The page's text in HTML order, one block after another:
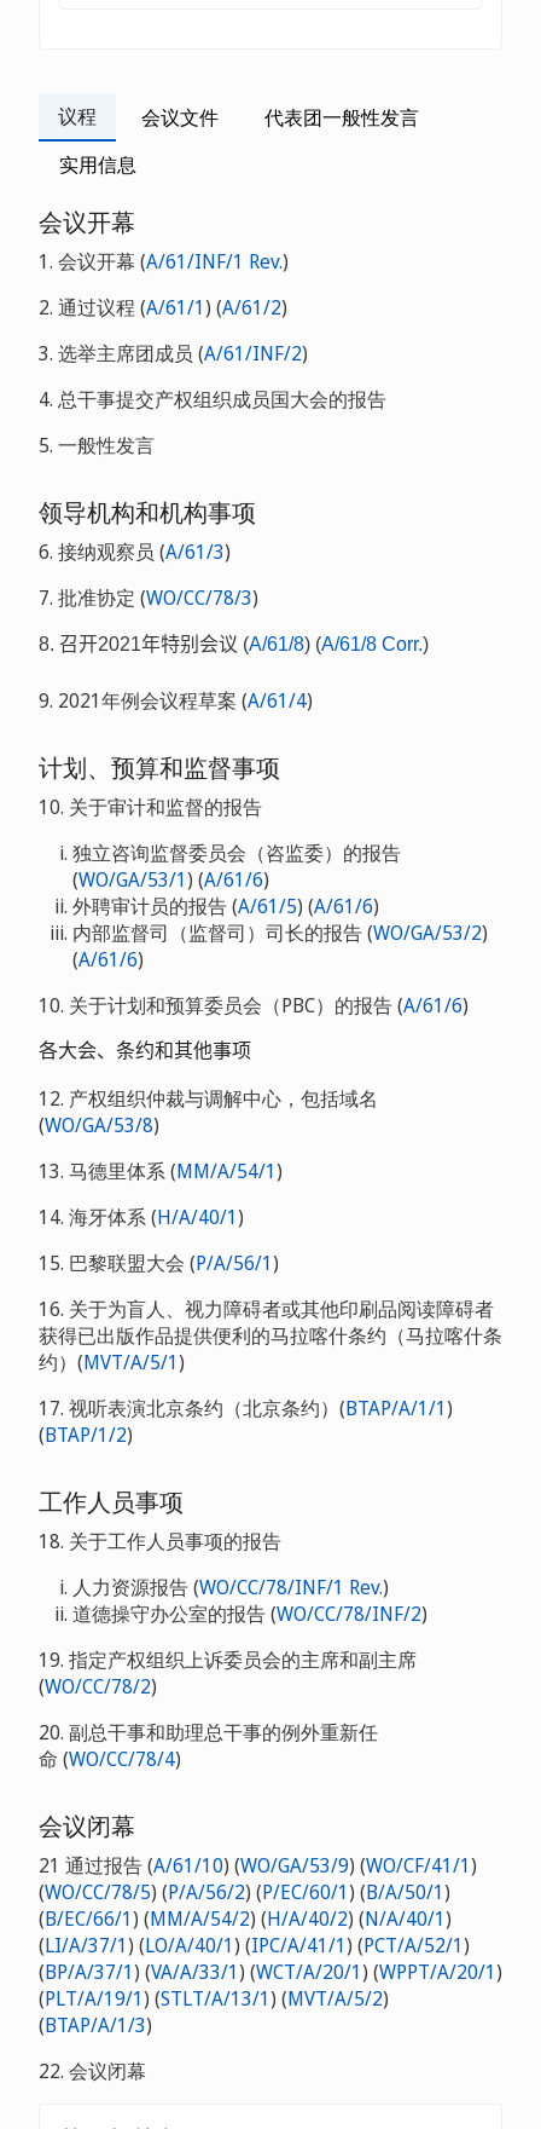
议程 会议文件
代表团一般性发言
实用信息
会议开幕
1. 会议开幕 (A/61/INF/1 Rev.)
2. 通过议程 (A/61/1) (A/61/2)
3. 选举主席团成员 (A/61/INF/2)
4. 总干事提交产权组织成员国大会的报告
5. 一般性发言
领导机构和机构事项
6. 接纳观察员 (A/61/3)
7. 批准协定 (WO/CC/78/3)
8. 召开2021年特别会议 (A/61/8) (A/61/8 Corr.)
9. 2021年例会议程草案 (A/61/4)
计划、预算和监督事项
10. 关于审计和监督的报告
独立咨询监督委员会（咨监委）的报告
(WO/GA/53/1) (A/61/6)
外聘审计员的报告 (A/61/5) (A/61/6)
内部监督司（监督司）司长的报告 (WO/GA/53/2)
(A/61/6)
10. 关于计划和预算委员会（PBC）的报告 (A/61/6)
各大会、条约和其他事项
12. 产权组织仲裁与调解中心，包括域名
(WO/GA/53/8)
13. 马德里体系 (MM/A/54/1)
14. 海牙体系 (H/A/40/1)
15. 巴黎联盟大会 (P/A/56/1)
16. 关于为盲人、视力障碍者或其他印刷品阅读障碍者
获得已出版作品提供便利的马拉喀什条约（马拉喀什条
约）(MVT/A/5/1)
17. 视听表演北京条约（北京条约）(BTAP/A/1/1)
(BTAP/1/2)
工作人员事项
18. 关于工作人员事项的报告
人力资源报告 (WO/CC/78/INF/1 Rev.)
道德操守办公室的报告 (WO/CC/78/INF/2)
19. 指定产权组织上诉委员会的主席和副主席
(WO/CC/78/2)
20. 副总干事和助理总干事的例外重新任
命 (WO/CC/78/4)
会议闭幕
21 通过报告 (A/61/10) (WO/GA/53/9) (WO/CF/41/1)
(WO/CC/78/5) (P/A/56/2) (P/EC/60/1) (B/A/50/1)
(B/EC/66/1) (MM/A/54/2) (H/A/40/2) (N/A/40/1)
(LI/A/37/1) (LO/A/40/1) (IPC/A/41/1) (PCT/A/52/1)
(BP/A/37/1) (VA/A/33/1) (WCT/A/20/1) (WPPT/A/20/1)
(PLT/A/19/1) (STLT/A/13/1) (MVT/A/5/2)
(BTAP/A/1/3)
22. 会议闭幕